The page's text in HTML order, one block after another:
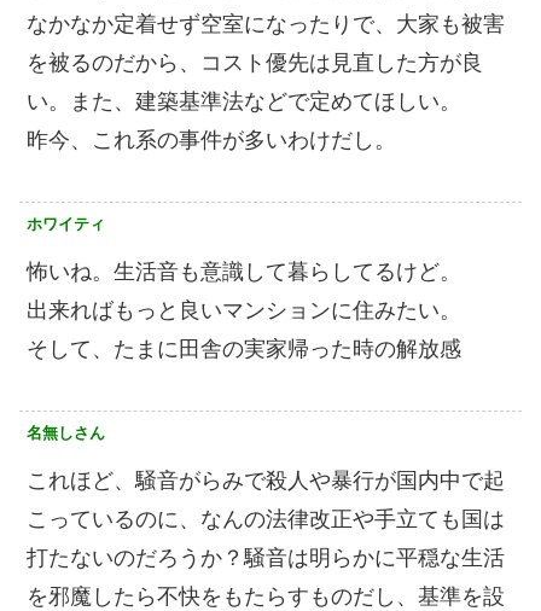
なかなか定着せず空室になったりで、大家も被害
を被るのだから、コスト優先は見直した方が良
い。また、建築基準法などで定めてほしい。
昨今、これ系の事件が多いわけだし。
ホワイティ
怖いね。生活音も意識して暮らしてるけど。
出来ればもっと良いマンションに住みたい。
そして、たまに田舎の実家帰った時の解放感
名無しさん
これほど、騒音がらみで殺人や暴行が国内中で起
こっているのに、なんの法律改正や手立ても国は
打たないのだろうか？騒音は明らかに平穏な生活
を邪魔したら不快をもたらすものだし、基準を設